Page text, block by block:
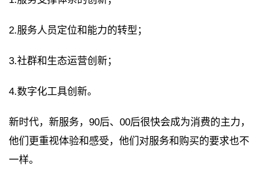
2.服务人员定位和能力的转型；
3.社群和生态运营创新；
4.数字化工具创新。
新时代，新服务，90后、00后很快会成为消费的主力，
他们更重视体验和感受，他们对服务和购买的要求也不
一样。